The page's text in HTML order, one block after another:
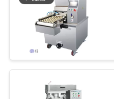
PRIVACY
POLICY